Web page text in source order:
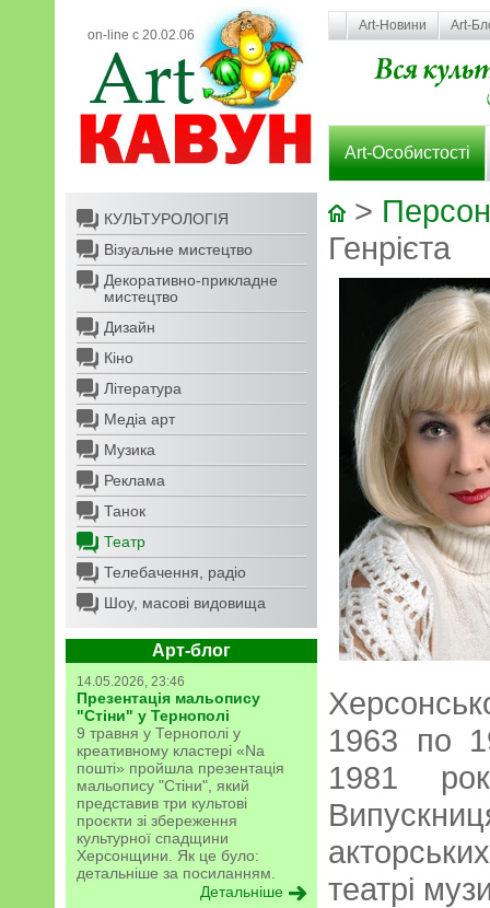
on-line с 20.02.06
Art-Новини Art-
Art-Особистості
КУЛЬТУРОЛОГІЯ
Візуальне мистецтво
Декоративно-прикладне
мистецтво
Дизайн
Кіно
Література
Медіа арт
Музика
Реклама
Танок
Театр
Телебачення, радіо
Шоу, масові видовища
Арт-блог
14.05.2026, 23:46
Презентація мальопису
"Стіни" у Тернополі
9 травня у Тернополі у
креативному кластері «Na
пошті» пройшла презентація
мальопису "Стіни", який
представив три культові
проєкти зі збереження
культурної спадщини
Херсонщини. Як це було:
детальніше за посиланням.
Детальніше
>
Генрієта
1963 по
1981
театрі